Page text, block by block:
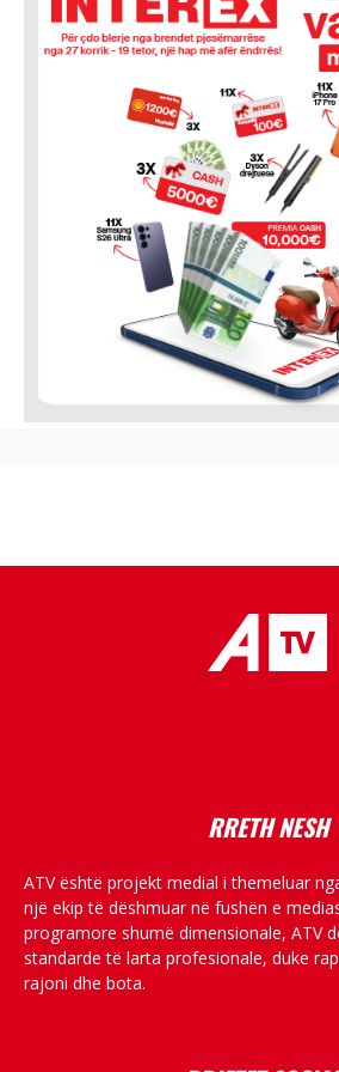
RRETH NESH
ATV është projekt medial i themeluar
një ekip të dëshmuar në fushën e
programore shumë dimensionale, ATV
standarde të larta profesionale, duke
rajoni dhe bota.